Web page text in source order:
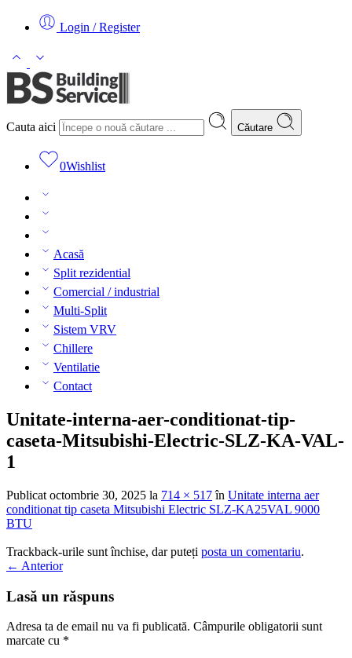
Login / Register
Cauta aici Căutare
0Wishlist
Acasă
Split rezidential
Comercial / industrial
Multi-Split
Sistem VRV
Chillere
Ventilatie
Contact
Unitate-interna-aer-conditionat-tip-
caseta-Mitsubishi-Electric-SLZ-KA-VAL-
1
Publicat octombrie 30, 2025 la 714 × 517în Unitate interna aer
conditionat tip caseta Mitsubishi Electric SLZ-KA25VAL 9000
BTU
Trackback-urile sunt închise, dar puteți posta un comentariu.
← Anterior
Lasă un răspuns
Adresa ta de email nu va fi publicată. Câmpurile obligatorii sunt
marcate cu *